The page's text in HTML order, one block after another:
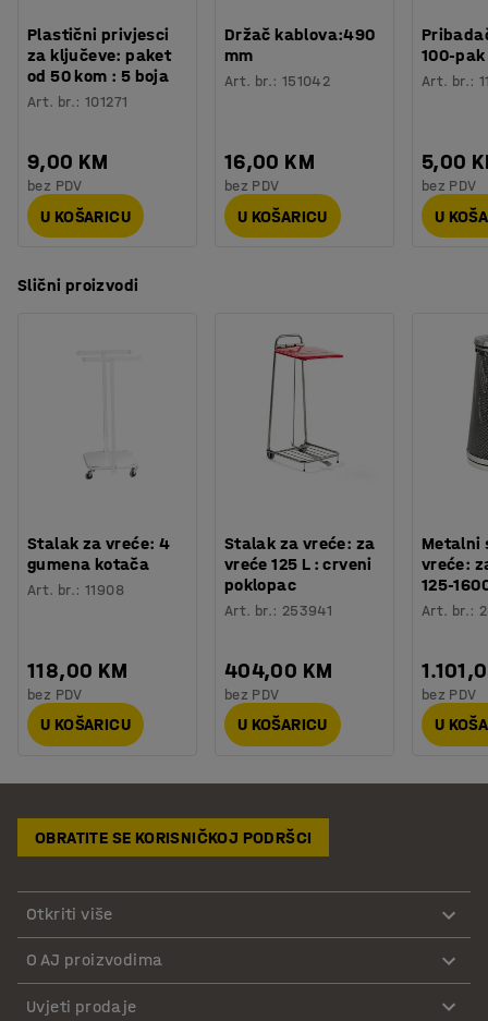
Plastični privjesci
za ključeve: paket
od 50 kom : 5 boja
Art. br.:101271
9,00 KM
bez PDV
U KOŠARICU
Držač kablova:490
mm
Art. br.: 151042
16,00 KM
bez PDV
U KOŠARICU
100-pak
Art. br.:
5,00
bez PDV
U
Slični proizvodi
Stalak za vreće: 4
gumena kotača
Art. br.:11908
118,00 KM
bez PDV
U KOŠARICU
Stalak za vreće: za
vreće 125 L : crveni
poklopac
Art. br.: 253941
404,00 KM
bez PDV
U KOŠARICU
Metalni
vreće:
125-
Art. br.:
bez PDV
U
OBRATITE SE KORISNIČKOJ PODRŠCI
Otkriti više
O AJ proizvodima
Uvjeti prodaje